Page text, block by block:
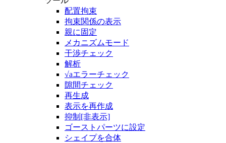
配置拘束
拘束関係の表示
親に固定
メカニズムモード
干渉チェック
解析
√aエラーチェック
隙間チェック
再生成
表示を再作成
抑制[非表示]
ゴーストパーツに設定
シェイプを合体